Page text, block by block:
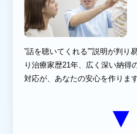
”話を聴いてくれる””説明が判り
り治療家歴21年、広く深い納得
対応が、あなたの安心を作りま
▼